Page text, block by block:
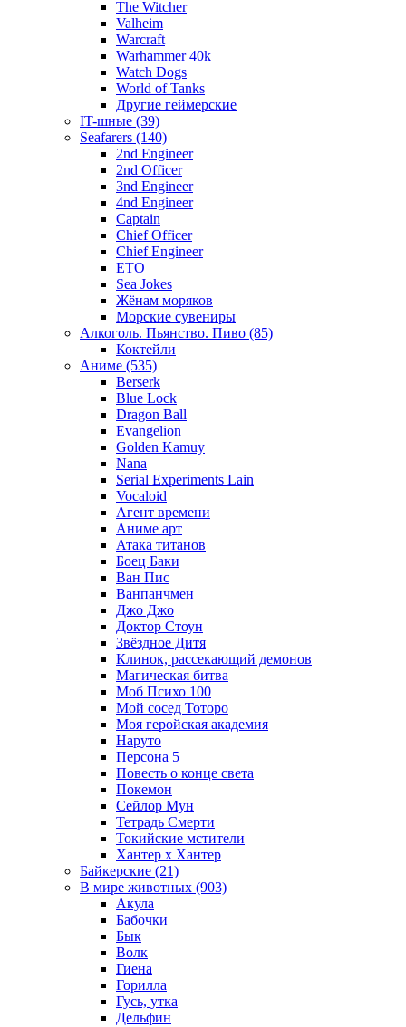
The Witcher
Valheim
Warcraft
Warhammer 40k
Watch Dogs
World of Tanks
Другие геймерские
IT-шные (39)
Seafarers (140)
2nd Engineer
2nd Officer
3nd Engineer
4nd Engineer
Captain
Chief Officer
Chief Еngineer
ETO
Sea Jokes
Жёнам моряков
Морские сувениры
Алкоголь. Пьянство. Пиво (85)
Коктейли
Аниме (535)
Berserk
Blue Lock
Dragon Ball
Evangelion
Golden Kamuy
Nana
Serial Experiments Lain
Vocaloid
Агент времени
Аниме арт
Атака титанов
Боец Баки
Ван Пис
Ванпанчмен
Джо Джо
Доктор Стоун
Звёздное Дитя
Клинок, рассекающий демонов
Магическая битва
Моб Психо 100
Мой сосед Тоторо
Моя геройская академия
Наруто
Персона 5
Повесть о конце света
Покемон
Сейлор Мун
Тетрадь Смерти
Токийские мстители
Хантер х Хантер
Байкерские (21)
В мире животных (903)
Акула
Бабочки
Бык
Волк
Гиена
Горилла
Гусь, утка
Дельфин